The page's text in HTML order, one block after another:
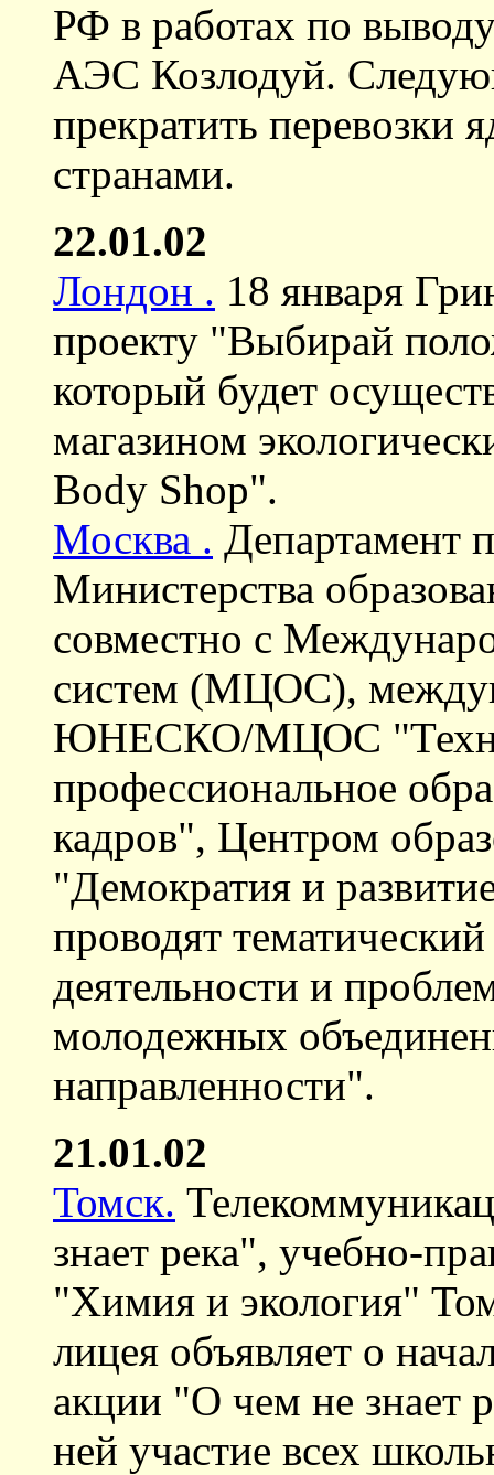
РФ в работах по
АЭС Козлодуй.
прекратить перевозки
странами.
22.01.02
Лондон . 18 января
проекту "Выбирай
который будет
магазином
Body Shop".
Москва . Департамент
Министерства
совместно с
систем (МЦОС),
ЮНЕСКО/МЦОС
профессиональное
кадров", Центром
"Демократия и
проводят
деятельности и
молодежных
направленности".
21.01.02
Томск.
знает река", учебно-
"Химия и экология"
лицея объявляет о
акции "О чем не знает
ней участие всех